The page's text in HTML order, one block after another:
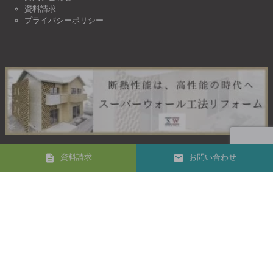
資料請求
プライバシーポリシー
資料請求 お問い合わせ